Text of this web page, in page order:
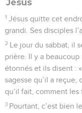
Jésus
1 Jésus quitte cet
grandi. Ses disciples
2 Le jour du sabbat, il
prière. Il y a beaucoup
étonnés et ils disent :
sagesse qu’il a reçue,
qu’il fait, comment les
3 Pourtant, c’est bien